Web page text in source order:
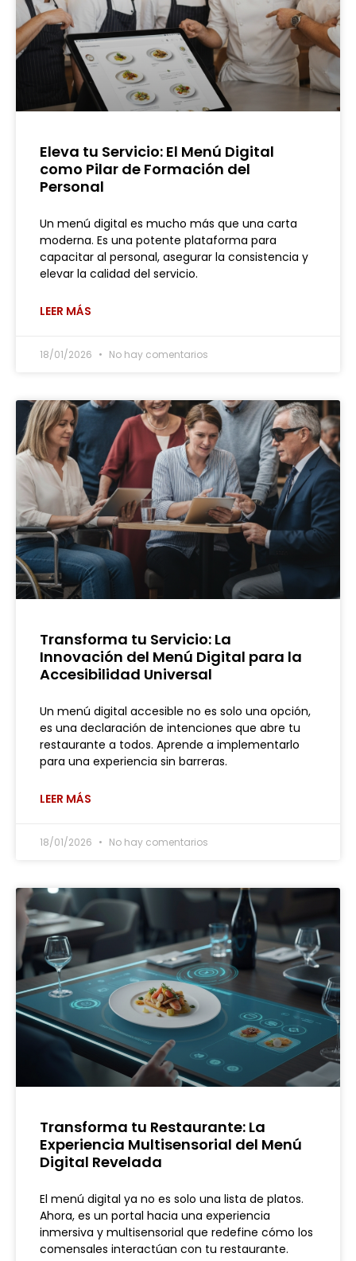
Eleva tu Servicio: El Menú Digital
como Pilar de Formación del
Personal
Un menú digital es mucho más que una carta
moderna. Es una potente plataforma para
capacitar al personal, asegurar la consistencia y
elevar la calidad del servicio.
LEER MÁS
18/01/2026 No hay comentarios
Transforma tu Servicio: La
Innovación del Menú Digital para la
Accesibilidad Universal
Un menú digital accesible no es solo una opción,
es una declaración de intenciones que abre tu
restaurante a todos. Aprende a implementarlo
para una experiencia sin barreras.
LEER MÁS
18/01/2026 No hay comentarios
Transforma tu Restaurante: La
Experiencia Multisensorial del Menú
Digital Revelada
El menú digital ya no es solo una lista de platos.
Ahora, es un portal hacia una experiencia
inmersiva y multisensorial que redefine cómo los
comensales interactúan con tu restaurante.